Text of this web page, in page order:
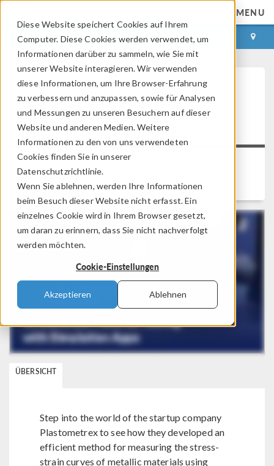
Diese Website speichert Cookies auf Ihrem
Computer. Diese Cookies werden verwendet, um
Informationen darüber zu sammeln, wie Sie mit
unserer Website interagieren. Wir verwenden
diese Informationen, um Ihre Browser-Erfahrung
zu verbessern und anzupassen, sowie für Analysen
und Messungen zu unseren Besuchern auf dieser
Website und anderen Medien. Weitere
Informationen zu den von uns verwendeten
Cookies finden Sie in unserer
Datenschutzrichtlinie.
Wenn Sie ablehnen, werden Ihre Informationen
beim Besuch dieser Website nicht erfasst. Ein
einzelnes Cookie wird in Ihrem Browser gesetzt,
um daran zu erinnern, dass Sie nicht nachverfolgt
werden möchten.
Cookie-Einstellungen
Akzeptieren Ablehnen
MENU
ANMELDEN KONTAKT
Get a Quick Look at How
Plastometrex Uses
COMSOL Compiler™
Zurück zur Video Gallery
Länge: 1:28
ÜBERSICHT
Step into the world of the startup company
Plastometrex to see how they developed an
efficient method for measuring the stress-
strain curves of metallic materials using